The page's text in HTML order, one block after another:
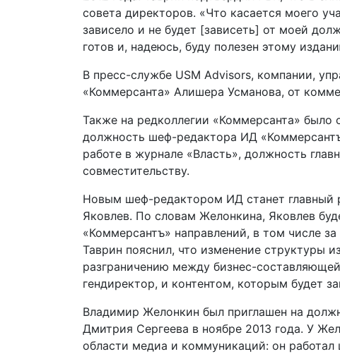
совета директоров. «Что касается моего
зависело и не будет [зависеть] от моей
готов и, надеюсь, буду полезен этому
В пресс-службе USM Advisors, компании,
«Коммерсанта» Алишера Усманова, от
Также на редколлегии «Коммерсанта» было
должность шеф-редактора ИД
работе в журнале «Власть», должность
совместительству.
Новым шеф-редактором ИД станет главный
Яковлев. По словам Желонкина, Яковлев
«Коммерсантъ» направлений, в том числе
Таврин пояснил, что изменение структуры
разграничению между бизнес-
гендиректор, и контентом, которым будет
Владимир Желонкин был приглашен на
Дмитрия Сергеева в ноябре 2013 года. У
области медиа и коммуникаций: он